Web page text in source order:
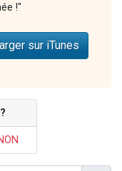
!"
sur iTunes